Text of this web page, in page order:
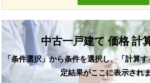
中古一戸建て 価格 計
「条件選択」から条件を選択し、「計算
定結果がここに表示され